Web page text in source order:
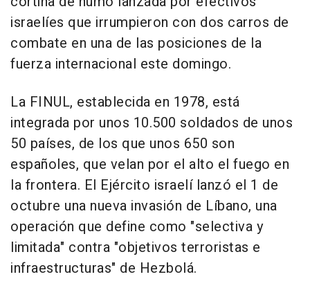
israelíes que irrumpieron con dos carros de
combate en una de las posiciones de la
fuerza internacional este domingo.
La FINUL, establecida en 1978, está
integrada por unos 10.500 soldados de unos
50 países, de los que unos 650 son
españoles, que velan por el alto el fuego en
la frontera. El Ejército israelí lanzó el 1 de
octubre una nueva invasión de Líbano, una
operación que define como "selectiva y
limitada" contra "objetivos terroristas e
infraestructuras" de Hezbolá.